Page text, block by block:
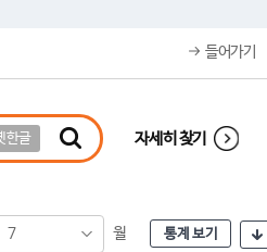
들어가기
한글 자세히 찾기
7 월 통계 보기